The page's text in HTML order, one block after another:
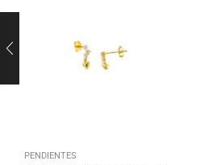
PENDIENTES